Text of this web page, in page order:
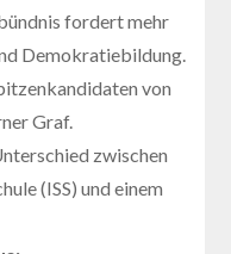
fordert mehr
Demokratiebildung.
von
Graf.
zwischen
(ISS) und einem